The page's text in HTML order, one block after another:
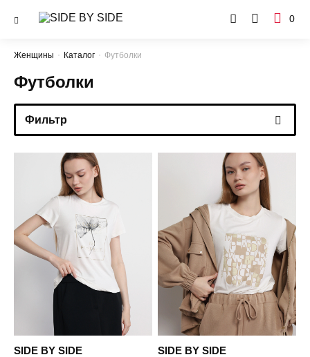
0
Женщины Каталог Футболки
Футболки
Фильтр
SIDE BY SIDE
SIDE BY SIDE